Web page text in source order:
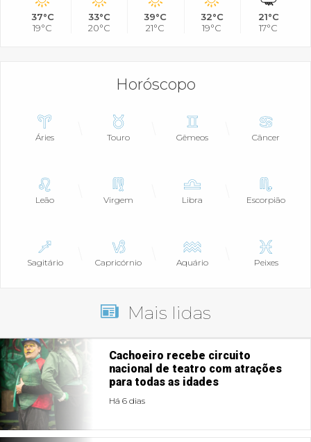
37°C
19°C
33°C
20°C
39°C
21°C
32°C
19°C
21°C
17°C
Horóscopo
Áries Touro Gêmeos Câncer
Leão Virgem Libra Escorpião
Sagitário Capricórnio Aquário Peixes
Mais lidas
Cachoeiro recebe circuito
nacional de teatro com atrações
para todas as idades
Há 6 dias